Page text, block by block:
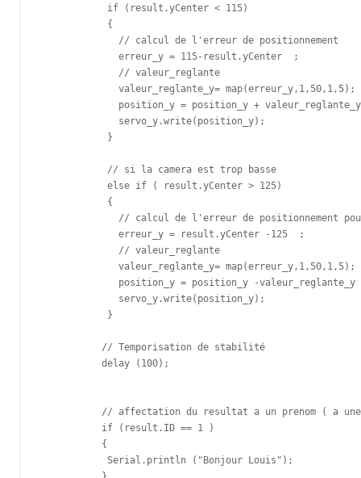
            if (result.yCenter < 115)
            {
              // calcul de l'erreur de positionnement
              erreur_y = 115-result.yCenter  ;
              // valeur_reglante
              valeur_reglante_y= map(erreur_y,1,50,1,5);
position_y = position_y +
              servo_y.write(position_y);
            }
            // si la camera est trop basse
            else if ( result.yCenter > 125)
            {
// calcul de l'erreur de positionnement
              erreur_y = result.yCenter -125  ;
              // valeur_reglante
              valeur_reglante_y= map(erreur_y,1,50,1,5);
position_y = position_y -valeur_reglante_y
              servo_y.write(position_y);
            }
           // Temporisation de stabilité
           delay (100);
// affectation du resultat a un prenom ( a
           if (result.ID == 1 )
           {
            Serial.println ("Bonjour Louis");